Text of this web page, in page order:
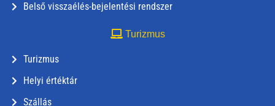
Belső visszaélés-bejelentési rendszer
Turizmus
Turizmus
Helyi értéktár
Szállás